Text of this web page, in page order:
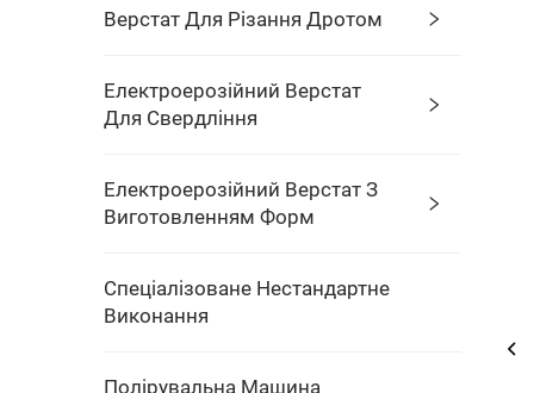
Верстат Для Різання Дротом
Електроерозійний Верстат
Для Свердління
Електроерозійний Верстат З
Виготовленням Форм
Спеціалізоване Нестандартне
Виконання
Полірувальна Машина